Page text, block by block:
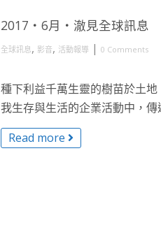
2017・6月・澈見全球訊息
全球訊息, 影音, 活動報導 | 0 Comments
種下利益千萬生靈的樹苗於土
我生存與生活的企業活動中，
Read more